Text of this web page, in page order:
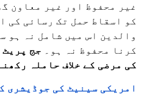
غیر محفوظ اور غیر معاون
کو اسقاط حمل تک رسائی کی
والدین اس میں شامل نہ ہو
کرنا محفوظ نہ ہو۔ جج پریٹ
کی مرضی کے خلاف حاملہ
امریکی سینیٹ کی جوڈیشری